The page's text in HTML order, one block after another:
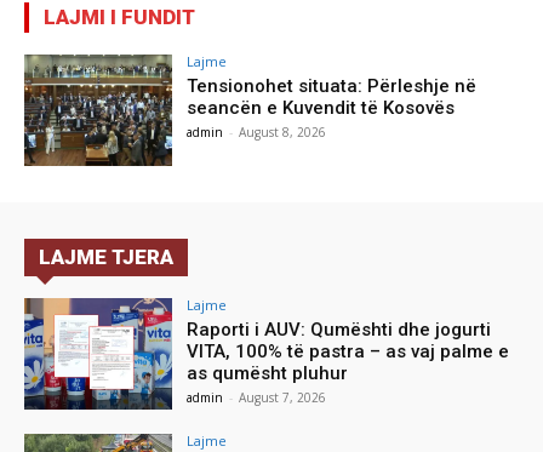
LAJMI I FUNDIT
Lajme
Tensionohet situata: Përleshje në
seancën e Kuvendit të Kosovës
admin - August 8, 2026
LAJME TJERA
Lajme
Raporti i AUV: Qumështi dhe jogurti
VITA, 100% të pastra – as vaj palme e
as qumësht pluhur
admin - August 7, 2026
Lajme